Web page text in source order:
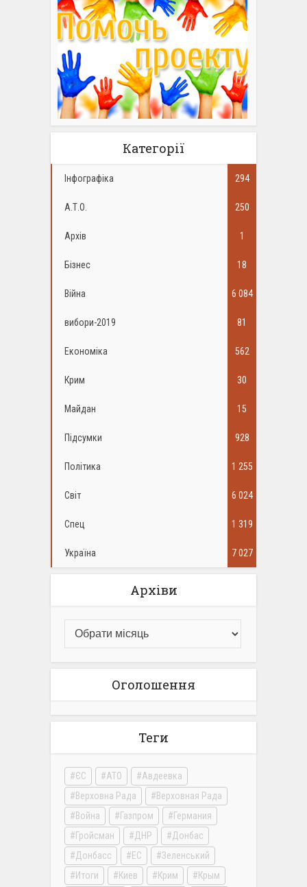
Категорії
Інфографіка 294
А.Т.О. 250
Архів 1
Бізнес 18
Війна 6 084
вибори-2019 81
Економіка 562
Крим 30
Майдан 15
Підсумки 928
Політика 1 255
Світ 6 024
Спец 1 319
Україна 7 027
Архіви
Оголошення
Теги
ЄС АТО
Авдеевка
Верховна Рада
Верховная Рада
Война
Газпром
Германия
Гройсман
ДНР
Донбас
Донбасс
ЕС
Зеленський
Итоги
Киев Крим Крым